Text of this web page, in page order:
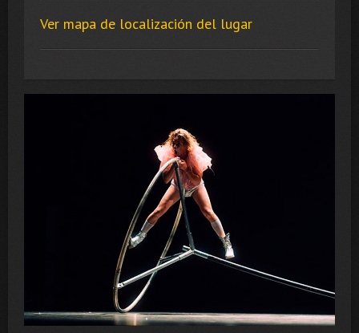
Ver mapa de localización del lugar